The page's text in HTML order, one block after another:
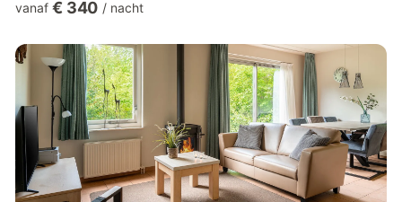
iedereen genieten van comfort en privacy. Verzamel je in de
maaltijden in de volledig uitgeruste keuken en ontspan op je
eigen terras met tuinmeubilair. Het is de ideale uitvalsbasis voor
reünies...
vanaf € 340 / nacht